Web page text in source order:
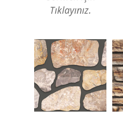
BİZE ULAŞIN
Tıklayınız.